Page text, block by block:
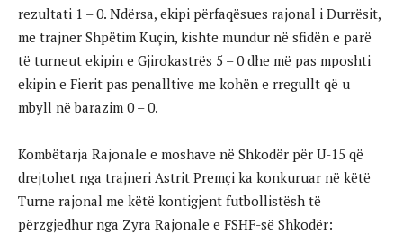
rezultati 1 – 0. Ndërsa, ekipi përfaqësues rajonal i Durrësit,
me trajner Shpëtim Kuçin, kishte mundur në sfidën e parë
të turneut ekipin e Gjirokastrës 5 – 0 dhe më pas mposhti
ekipin e Fierit pas penalltive me kohën e rregullt që u
mbyll në barazim 0 – 0.
Kombëtarja Rajonale e moshave në Shkodër për U-15 që
drejtohet nga trajneri Astrit Premçi ka konkuruar në këtë
Turne rajonal me këtë kontigjent futbollistësh të
përzgjedhur nga Zyra Rajonale e FSHF-së Shkodër: